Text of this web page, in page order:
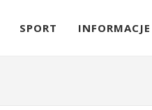
SPORT INFORMACJE